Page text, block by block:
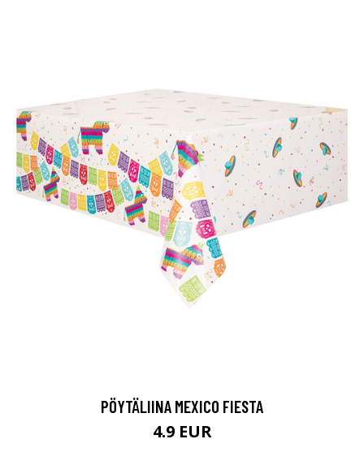
PÖYTÄLIINA MEXICO FIESTA
4.9 EUR